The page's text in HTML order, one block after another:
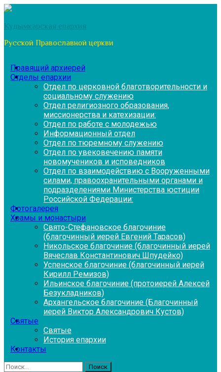
Перейти
содержимому
Кудымкарская епархия
Русской Православной церкви
Правящий архиерей
Отделы епархии
Отдел по церковной благотворительности и
социальному служению
Отдел религиозного образования,
миссионерства и катехизации:
Отдел по работе с молодежью
Информационный отдел
Отдел по тюремному служению
Отдел по увековечению памяти
новомучеников и исповедников
Отдел по взаимодействию с Вооруженными
силами, правоохранительными органами и
подразделениями Министерства юстиции
Российской Федерации:
Фотогалерея
Храмы и монастыри
Свято-Стефановское благочиние
(благочинный иерей Евгений Тарасов)
Никольское благочиние (благочинный иерей
Вячеслав Константинович Шпудейко)
Успенское благочиние (благочинный иерей
Кирилл Ремизов)
Ильинское благочиние (протоиерей Алексей
Безукладников)
Архангельское благочиние (Благочинный
иерей Виктор Александрович Кустов)
Святые
Святые
История епархии
Контакты
Найти: